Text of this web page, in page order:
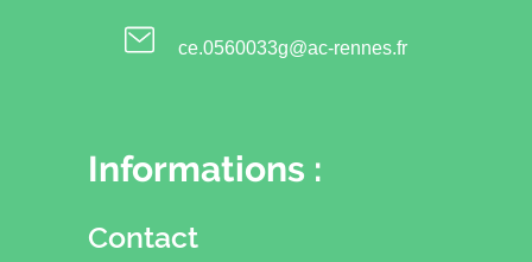
ce.0560033g@ac-rennes.fr
Informations :
Contact